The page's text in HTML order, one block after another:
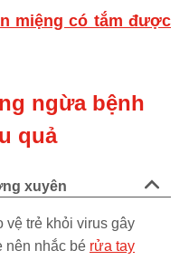
miệng có tắm được
ngừa bệnh
quả
xuyên
vệ trẻ khỏi virus gây
nên nhắc bé rửa tay